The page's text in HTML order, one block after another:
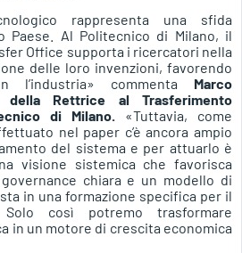
rappresenta una sfida
Paese. Al Politecnico di Milano, il
Office supporta i ricercatori nella
delle loro invenzioni, favorendo
l’industria» commenta Marco
della Rettrice al Trasferimento
di Milano. «Tuttavia, come
nel paper c’è ancora ampio
del sistema e per attuarlo è
visione sistemica che favorisca
governance chiara e un modello di
in una formazione specifica per il
così potremo trasformare
in un motore di crescita economica